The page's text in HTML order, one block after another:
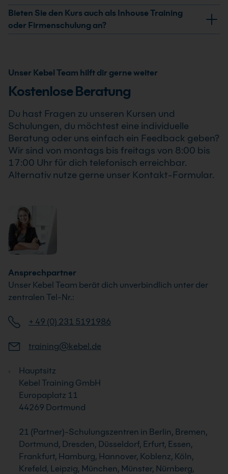
Teilnahmezertifikat. Dieses bestätigt Deine erweiterten
Kenntnisse im professionellen Einsatz von Large
Language Model Grundkurs: Einsatz und Überblick .
Ja, wir garantieren die Durchführung aller von uns
bestätigten Termine. Der Large Language Model
Grundkurs: Einsatz und Überblick findet auch bereits
Bieten Sie den Kurs auch als Inhouse Training
oder Firmenschulung an?
als Online-Firmenschulung durchgeführt werden.
Inhalte, Prozesse und Schwerpunkte passen wir
Unternehmens an.
Unser Kebel Team hilft dir gerne weiter
Kostenlose Beratung
Du hast Fragen zu unseren Kursen und
Schulungen, du möchtest eine individuelle
Beratung oder uns einfach ein Feedback geben?
Wir sind von montags bis freitags von 8:00 bis
17:00 Uhr für dich telefonisch erreichbar.
Alternativ nutze gerne unser Kontakt-Formular.
Ansprechpartner
Unser Kebel Team berät dich unverbindlich unter der
zentralen Tel-Nr.:
+ 49 (0) 231 5191986
training@kebel.de
Hauptsitz
Kebel Training GmbH
Europaplatz 11
44269 Dortmund
21 (Partner)-Schulungszentren in Berlin, Bremen,
Dortmund, Dresden, Düsseldorf, Erfurt, Essen,
Frankfurt, Hamburg, Hannover, Koblenz, Köln,
Krefeld, Leipzig, München, Münster, Nürnberg,